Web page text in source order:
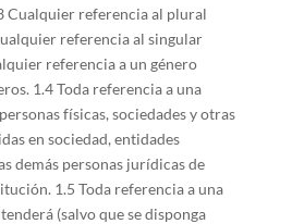
Cualquier referencia al plural
referencia al singular
referencia a un género
1.4 Toda referencia a una
físicas, sociedades y otras
en sociedad, entidades
demás personas jurídicas de
1.5 Toda referencia a una
(salvo que se disponga